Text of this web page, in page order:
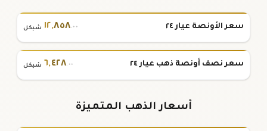
سعر الأونصة عيار ٢٤ ١٢,٨٥٨.٠٠ شيكل
سعر نصف أونصة ذهب عيار ٢٤ ٦,٤٢٨.٠٠ شيكل
أسعار الذهب المتميزة